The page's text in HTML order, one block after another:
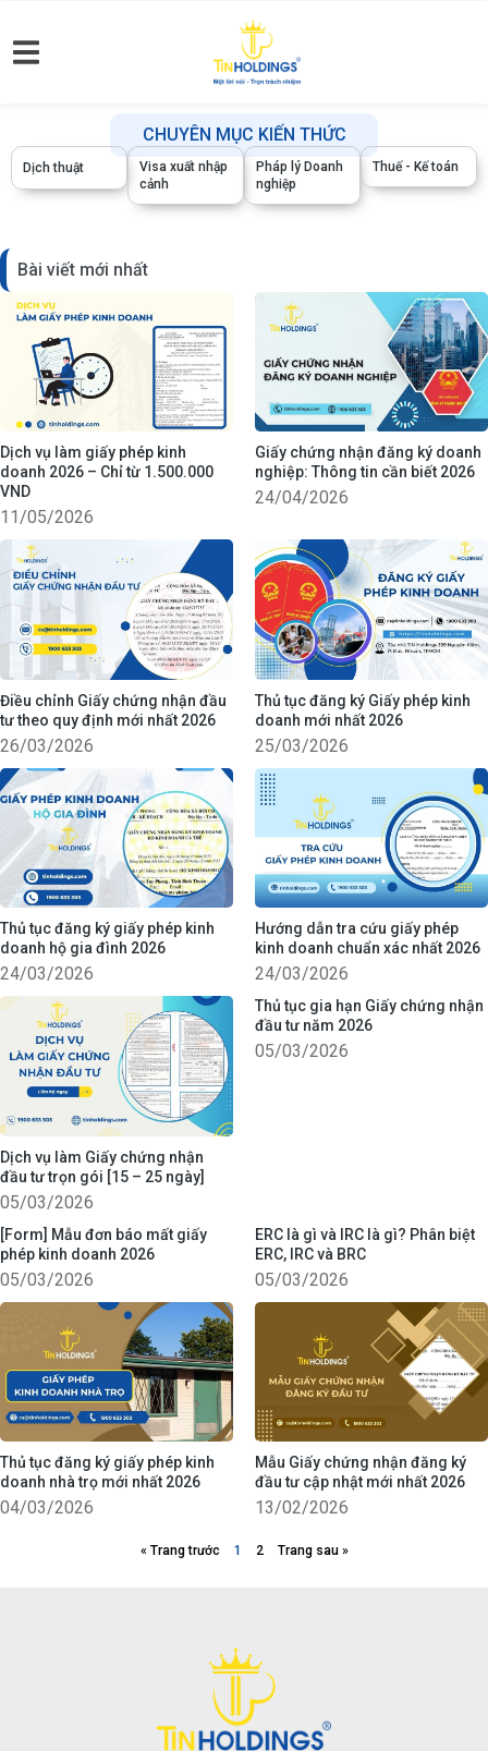
CHUYÊN MỤC KIẾN THỨC
Dịch thuật
Visa xuất nhập
cảnh
Pháp lý Doanh
nghiệp
Thuế - Kế toán
Bài viết mới nhất
Dịch vụ làm giấy phép kinh
doanh 2026 – Chỉ từ 1.500.000
VND
11/05/2026
Giấy chứng nhận đăng ký doanh
nghiệp: Thông tin cần biết 2026
24/04/2026
Điều chỉnh Giấy chứng nhận đầu
tư theo quy định mới nhất 2026
26/03/2026
Thủ tục đăng ký Giấy phép kinh
doanh mới nhất 2026
25/03/2026
Thủ tục đăng ký giấy phép kinh
doanh hộ gia đình 2026
24/03/2026
Hướng dẫn tra cứu giấy phép
kinh doanh chuẩn xác nhất 2026
24/03/2026
Dịch vụ làm Giấy chứng nhận
đầu tư trọn gói [15 – 25 ngày]
05/03/2026
Thủ tục gia hạn Giấy chứng nhận
đầu tư năm 2026
05/03/2026
[Form] Mẫu đơn báo mất giấy
phép kinh doanh 2026
05/03/2026
ERC là gì và IRC là gì? Phân biệt
ERC, IRC và BRC
05/03/2026
Thủ tục đăng ký giấy phép kinh
doanh nhà trọ mới nhất 2026
04/03/2026
Mẫu Giấy chứng nhận đăng ký
đầu tư cập nhật mới nhất 2026
13/02/2026
« Trang trước 1 2 Trang sau »